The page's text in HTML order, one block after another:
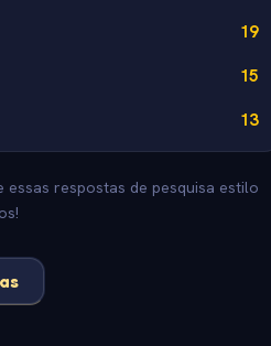
19
15
13
respostas de pesquisa estilo